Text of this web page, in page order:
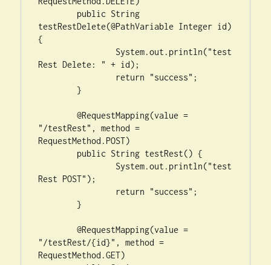
testRestDelete(@PathVariable Integer id)
{
Rest Delete: " + id);
	}
	@RequestMapping(value =
"/testRest", method =
RequestMethod.POST)
Rest POST");
	}
	@RequestMapping(value =
"/testRest/{id}", method =
RequestMethod.GET)